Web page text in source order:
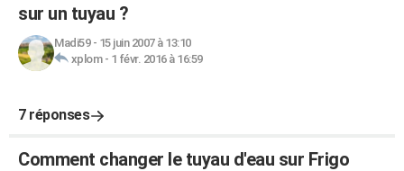
sur un tuyau ?
Madi59- 15 juin 2007 à 13:10
xplom- 1 févr. 2016 à 16:59
7 réponses
Comment changer le tuyau d'eau sur Frigo